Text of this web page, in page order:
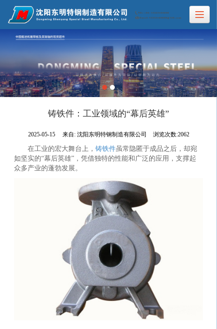
铸铁件：工业领域的“幕后英雄”
2025-05-15 来自: 沈阳东明特钢制造有限公司 浏览次数:2062
在工业的宏大舞台上，铸铁件虽常隐匿于成品之后，却宛
如坚实的“幕后英雄”，凭借独特的性能和广泛的应用，支撑起
众多产业的蓬勃发展。